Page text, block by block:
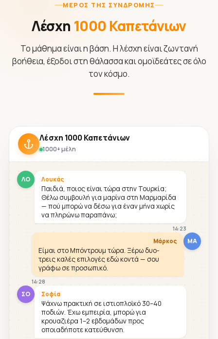
ΜΈΡΟΣ ΤΗΣ ΣΥΝΔΡΟΜΉΣ
Λέσχη 1000 Καπετάνιων
Το μάθημα είναι η βάση. Η λέσχη είναι ζωντανή
βοήθεια, έξοδοι στη θάλασσα και ομοϊδεάτες σε όλο
τον κόσμο.
Λέσχη 1000 Καπετάνιων
1000+ μέλη
ΛΟ Λουκάς
Παιδιά, ποιος είναι τώρα στην Τουρκία;
Θέλω συμβουλή για μαρίνα στη Μαρμαρίδα
— πού μπορώ να δέσω για έναν μήνα χωρίς
να πληρώνω παραπάνω;
14:23
ΜΑ
Μάρκος
Είμαι στο Μπόντρουμ τώρα. Ξέρω δυο-
τρεις καλές επιλογές εδώ κοντά — σου
γράφω σε προσωπικό.
14:28
ΣΟ Σοφία
Ψάχνω πρακτική σε ιστιοπλοϊκό 30–40
ποδιών. Έχω εμπειρία, μπορώ για
κρουαζιέρα 1–2 εβδομάδων προς
οποιαδήποτε κατεύθυνση.